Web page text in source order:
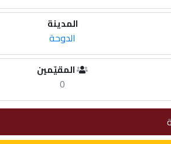
المدينة
الدوحة
المقيّمين
0